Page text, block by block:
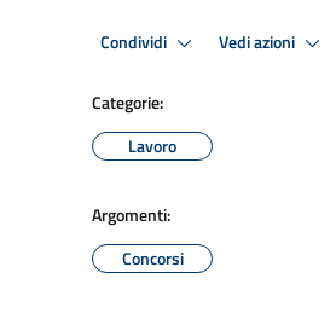
Condividi Vedi azioni
Categorie:
Lavoro
Argomenti:
Concorsi